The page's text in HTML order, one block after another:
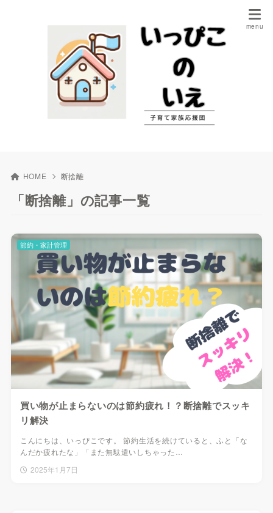
HOME 断捨離
「断捨離」の記事一覧
買い物が止まらないのは節約疲れ！？断捨離でスッキ
リ解決
こんにちは、いっぴこです。 節約生活を続けていると、ふと「な
んだか疲れたな」「また無駄遣いしちゃった…
2025年1月7日
節約・家計管理